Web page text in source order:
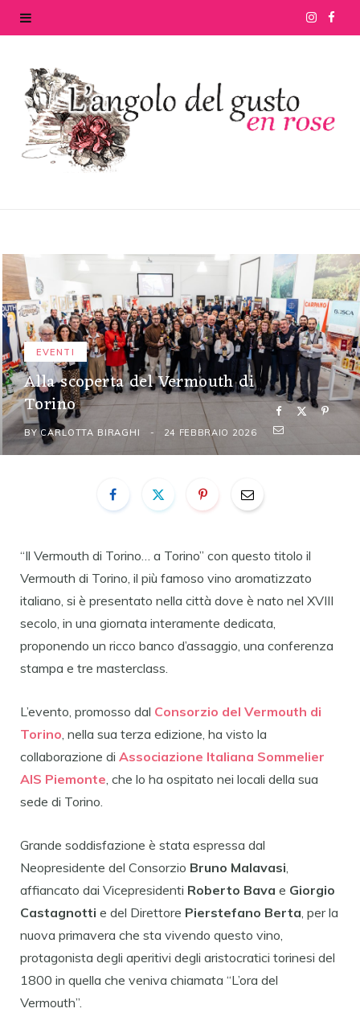
I
t
a
m
e
k
EVENTI
Alla scoperta del Vermouth di
Torino
BY CARLOTTA BIRAGHI 24 FEBBRAIO 2026
“Il Vermouth di Torino… a Torino” con questo titolo il
Vermouth di Torino, il più famoso vino aromatizzato
italiano, si è presentato nella città dove è nato nel XVIII
secolo, in una giornata interamente dedicata,
proponendo un ricco banco d’assaggio, una conferenza
stampa e tre masterclass.
L’evento, promosso dal Consorzio del Vermouth di
Torino , nella sua terza edizione, ha visto la
collaborazione di Associazione Italiana Sommelier
AIS Piemonte , che lo ha ospitato nei locali della sua
sede di Torino.
Grande soddisfazione è stata espressa dal
Neopresidente del Consorzio Bruno Malavasi
affiancato dai Vicepresidenti Roberto Bava e Giorgio
Castagnotti e del Direttore Pierstefano Berta , per la
nuova primavera che sta vivendo questo vino,
protagonista degli aperitivi degli aristocratici torinesi del
1800 in quella che veniva chiamata “L’ora del
Vermouth”.